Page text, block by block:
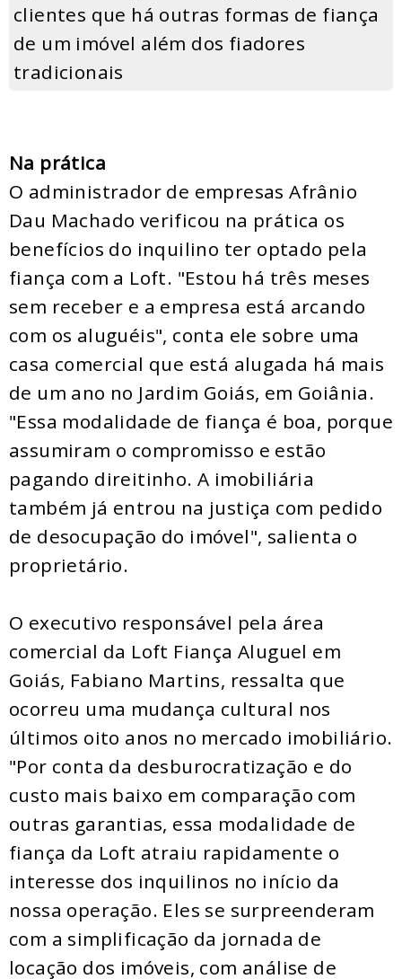
clientes que há outras formas de fiança
de um imóvel além dos fiadores
tradicionais
Na prática
O administrador de empresas Afrânio
Dau Machado verificou na prática os
benefícios do inquilino ter optado pela
fiança com a Loft. "Estou há três meses
sem receber e a empresa está arcando
com os aluguéis", conta ele sobre uma
casa comercial que está alugada há mais
de um ano no Jardim Goiás, em Goiânia.
"Essa modalidade de fiança é boa, porque
assumiram o compromisso e estão
pagando direitinho. A imobiliária
também já entrou na justiça com pedido
de desocupação do imóvel", salienta o
proprietário.
O executivo responsável pela área
comercial da Loft Fiança Aluguel em
Goiás, Fabiano Martins, ressalta que
ocorreu uma mudança cultural nos
últimos oito anos no mercado imobiliário.
"Por conta da desburocratização e do
custo mais baixo em comparação com
outras garantias, essa modalidade de
fiança da Loft atraiu rapidamente o
interesse dos inquilinos no início da
nossa operação. Eles se surpreenderam
com a simplificação da jornada de
locação dos imóveis, com análise de